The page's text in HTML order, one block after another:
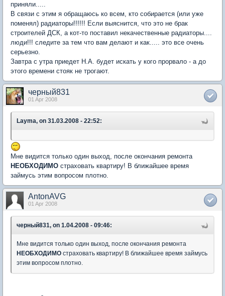
приняли.....
В связи с этим я обращаюсь ко всем, кто собирается (или уже
поменял) радиаторы!!!!!! Если выяснится, что это не брак
строителей ДСК, а кот-то поставил некачественные радиаторы....
люди!!! следите за тем что вам делают и как..... это все очень
серьезно.
Завтра с утра приедет Н.А. будет искать у кого прорвало - а до
этого времени стояк не трогают.
черный831
01 Apr 2008
Layma, on 31.03.2008 - 22:52:
Мне видится только один выход, после окончания ремонта
НЕОБХОДИМО страховать квартиру! В ближайшее время
займусь этим вопросом плотно.
AntonAVG
01 Apr 2008
черный831, on 1.04.2008 - 09:46:
Мне видится только один выход, после окончания ремонта
НЕОБХОДИМО страховать квартиру! В ближайшее время займусь
этим вопросом плотно.